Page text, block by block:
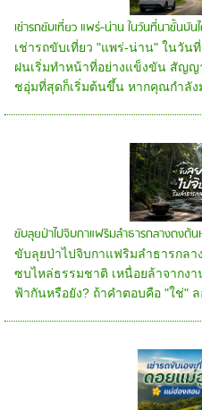
เช่ารถขับเที่ยว แพร่-น่าน ในวันที่นาขั้นบัน
เช่ารถขับเที่ยว "แพร่-น่าน" ในวัน
ฝนเริ่มทำหน้าที่อย่างแข็งขัน สัญญ
ชอุ่มที่สุดก็เริ่มต้นขึ้น หากคุณกำลัง
ขับลุยป่าไปจิบกาแฟริมลำธารกลางดงต้
ขับลุยป่าไปจิบกาแฟริมลำธารกล
ซบไหล่ธรรมชาติ เหนื่อยล้าจากงา
ฟ้ากันหรือยัง? ถ้าคำตอบคือ "ใช่" ล